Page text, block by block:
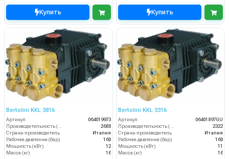
Купить Купить
Bertolini KKL 3816
Артикул
064019973
Производительность (л/ч)
2688
Страна-производитель
Италия
Рабочее давление (бар)
160
Мощность (кВт)
12
Масса (кг)
16
Bertolini KKL 3316
Артикул
06401897GU
Производительность (л/ч)
2322
Страна-производитель
Италия
Рабочее давление (бар)
160
Мощность (кВт)
11
Масса (кг)
16